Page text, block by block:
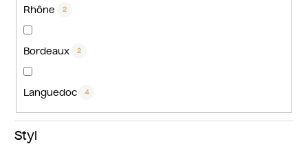
Rhône 2
Bordeaux 2
Languedoc 4
Styl